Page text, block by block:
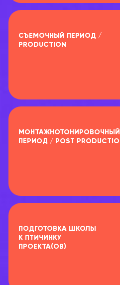
СЪЕМОЧНЫЙ ПЕРИОД /
PRODUCTION
МОНТАЖНОТОНИРОВОЧНЫЙ
ПЕРИОД / POST
ПОДГОТОВКА ШКОЛЫ
К ПТИЧИНКУ
ПРОЕКТА(ОВ)